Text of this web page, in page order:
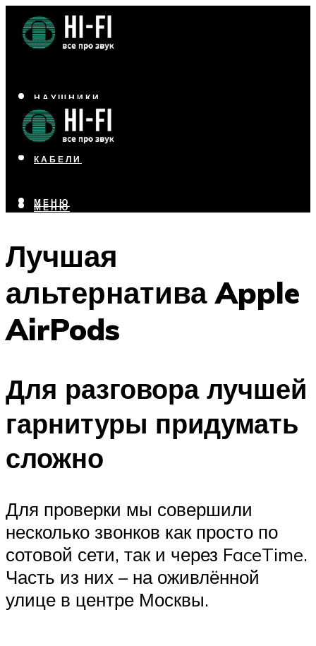
НАУШНИКИ
АКУСТИКА
УСИЛИТЕЛИ
КАБЕЛИ
МЕНЮ
МЕНЮ
Лучшая
альтернатива Apple
AirPods
Для разговора лучшей
гарнитуры придумать
сложно
Для проверки мы совершили
несколько звонков как просто по
сотовой сети, так и через FaceTime.
Часть из них – на оживлённой
улице в центре Москвы.